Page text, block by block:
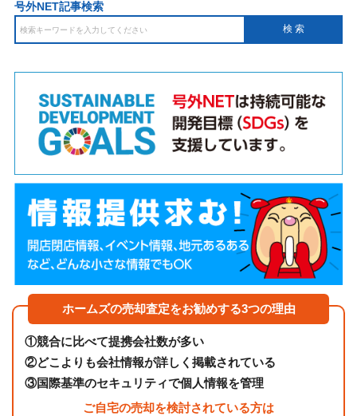
号外NET記事検索
ホームズの売却査定をお勧めする3つの理由
①競合に比べて提携会社数が多い
②どこよりも会社情報が詳しく掲載されている
③国際基準のセキュリティで個人情報を管理
ご自宅の売却を検討されている方は